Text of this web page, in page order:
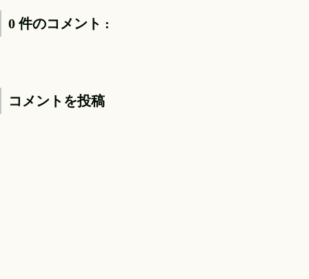
0 件のコメント :
コメントを投稿